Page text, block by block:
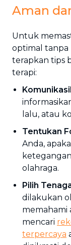
Aman
Untuk
optimal tanpa
terapkan tips
terapi:
lalu, atau
Tentukan
Anda,
olahraga.
Pilih
dilakukan
memahami
mencari
terpercaya